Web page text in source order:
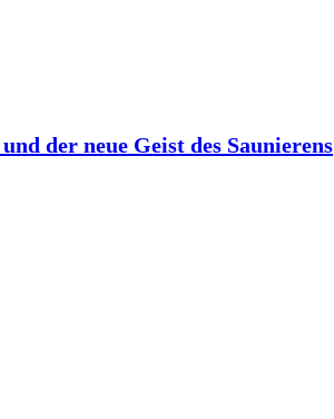
der neue Geist des Saunierens